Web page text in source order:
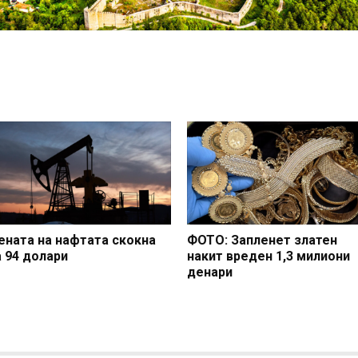
на нафтата скокна
94 долари
ФОТО: Запленет златен
накит вреден 1,3 милиони
денари